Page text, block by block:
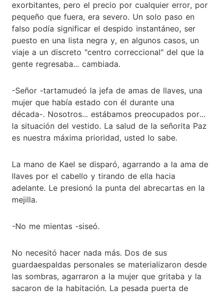
exorbitantes, pero el precio por cualquier error, por
pequeño que fuera, era severo. Un solo paso en
falso podía significar el despido instantáneo, ser
puesto en una lista negra y, en algunos casos, un
viaje a un discreto "centro correccional" del que la
gente regresaba... cambiada.
-Señor -tartamudeó la jefa de amas de llaves, una
mujer que había estado con él durante una
década-. Nosotros... estábamos preocupados por...
la situación del vestido. La salud de la señorita Paz
es nuestra máxima prioridad, usted lo sabe.
La mano de Kael se disparó, agarrando a la ama de
llaves por el cabello y tirando de ella hacia
adelante. Le presionó la punta del abrecartas en la
mejilla.
-No me mientas -siseó.
No necesitó hacer nada más. Dos de sus
guardaespaldas personales se materializaron desde
las sombras, agarraron a la mujer que gritaba y la
sacaron de la habitación. La pesada puerta de